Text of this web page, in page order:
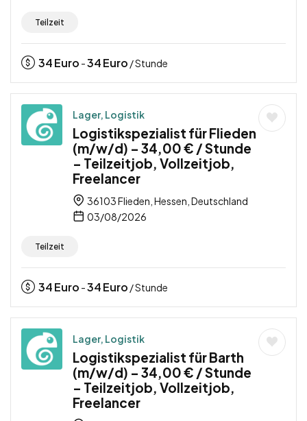
Teilzeit
34Euro -34Euro / Stunde
Lager, Logistik
Logistikspezialist für Flieden
(m/w/d) – 34,00 € / Stunde
– Teilzeitjob, Vollzeitjob,
Freelancer
36103 Flieden, Hessen, Deutschland
03/08/2026
Teilzeit
34Euro -34Euro / Stunde
Lager, Logistik
Logistikspezialist für Barth
(m/w/d) – 34,00 € / Stunde
– Teilzeitjob, Vollzeitjob,
Freelancer